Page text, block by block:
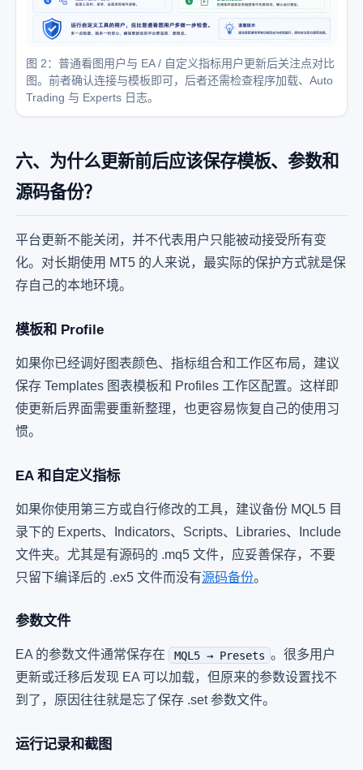
图 2：普通看图用户与 EA / 自定义指标用户更新后关注点对比
图。前者确认连接与模板即可，后者还需检查程序加载、Auto
Trading 与 Experts 日志。
六、为什么更新前后应该保存模板、参数和
源码备份？
平台更新不能关闭，并不代表用户只能被动接受所有变
化。对长期使用 MT5 的人来说，最实际的保护方式就是保
存自己的本地环境。
模板和 Profile
如果你已经调好图表颜色、指标组合和工作区布局，建议
保存 Templates 图表模板和 Profiles 工作区配置。这样即
使更新后界面需要重新整理，也更容易恢复自己的使用习
惯。
EA 和自定义指标
如果你使用第三方或自行修改的工具，建议备份 MQL5 目
录下的 Experts、Indicators、Scripts、Libraries、Include
文件夹。尤其是有源码的 .mq5 文件，应妥善保存，不要
只留下编译后的 .ex5 文件而没有源码备份。
参数文件
EA 的参数文件通常保存在 MQL5 → Presets 。很多用户
更新或迁移后发现 EA 可以加载，但原来的参数设置找不
到了，原因往往就是忘了保存 .set 参数文件。
运行记录和截图